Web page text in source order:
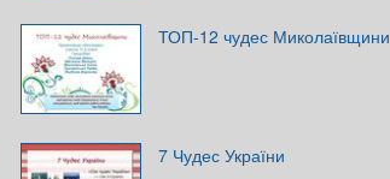
ТОП-12 чудес Миколаївщини
7 Чудес України